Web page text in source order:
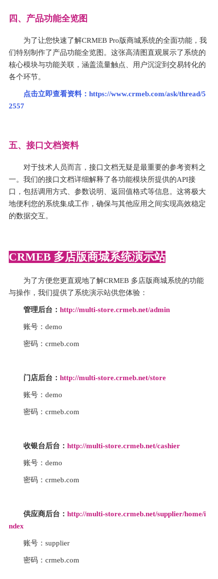
四、产品功能全览图
为了让您快速了解CRMEB Pro版商城系统的全面功能，我
们特别制作了产品功能全览图。这张高清图直观展示了系统的
核心模块与功能关联，涵盖流量触点、用户沉淀到交易转化的
各个环节。
点击立即查看资料： https://www.crmeb.com/ask/thread/5
2557
五、接口文档资料
对于技术人员而言，接口文档无疑是最重要的参考资料之
一。我们的接口文档详细解释了各功能模块所提供的API接
口，包括调用方式、参数说明、返回值格式等信息。这将极大
地便利您的系统集成工作，确保与其他应用之间实现高效稳定
的数据交互。
CRMEB 多店版商城系统演示站
为了方便您更直观地了解CRMEB 多店版商城系统的功能
与操作，我们提供了系统演示站供您体验：
管理后台： http://multi-store.crmeb.net/admin
账号：demo
密码：crmeb.com
门店后台： http://multi-store.crmeb.net/store
账号：demo
密码：crmeb.com
收银台后台： http://multi-store.crmeb.net/cashier
账号：demo
密码：crmeb.com
供应商后台： http://multi-store.crmeb.net/supplier/home/i
ndex
账号：supplier
密码：crmeb.com